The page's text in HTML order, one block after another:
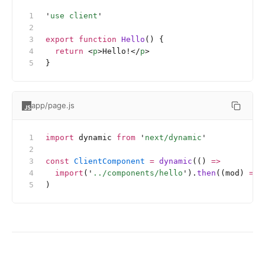
' use client '
export function Hello () {
  return
<p>Hello!</p>
}
app/page.js
import dynamic from ' next/dynamic '
const ClientComponent = dynamic (() =>
  import
( ' ../components/hello ' ). then ((mod) =>
)